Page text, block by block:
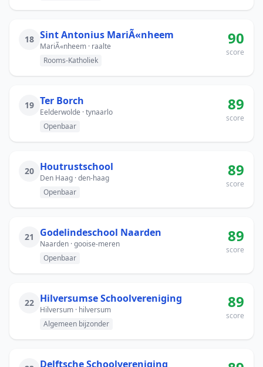
18 Sint Antonius MariÃ«nheem
MariÃ«nheem · raalte
Rooms-Katholiek
90
score
19 Ter Borch
Eelderwolde · tynaarlo
Openbaar
89
score
20 Houtrustschool
Den Haag · den-haag
Openbaar
89
score
21 Godelindeschool Naarden
Naarden · gooise-meren
Openbaar
89
score
22 Hilversumse Schoolvereniging
Hilversum · hilversum
Algemeen bijzonder
89
score
Delftsche Schoolvereniging